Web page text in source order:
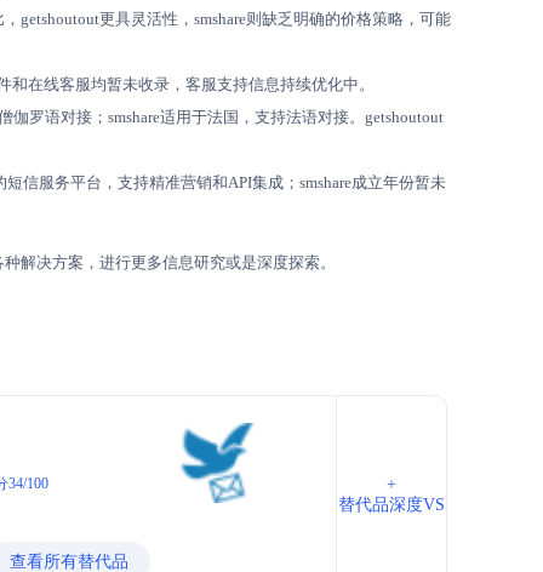
getshoutout更具灵活性，smshare则缺乏明确的价格策略，可能
和在线客服均暂未收录，客服支持信息持续优化中。
罗语对接；smshare适用于法国，支持法语对接。getshoutout
信服务平台，支持精准营销和API集成；smshare成立年份暂未
种解决方案，进行更多信息研究或是深度探索。
34/100
查看所有替代品
+
替代品深度VS